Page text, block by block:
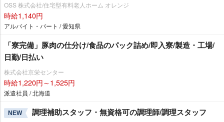
OSS 株式会社/住宅型有料老人ホーム オレンジ
時給1,140円
アルバイト・パート / 愛知県
「寮完備」豚肉の仕分け/食品のパック詰め/即入寮/製造・工場/
日勤/日払い
株式会社京栄センター
時給1,220円～1,525円
派遣社員 / 北海道
NEW 調理補助スタッフ・無資格可の調理師/調理スタッフ